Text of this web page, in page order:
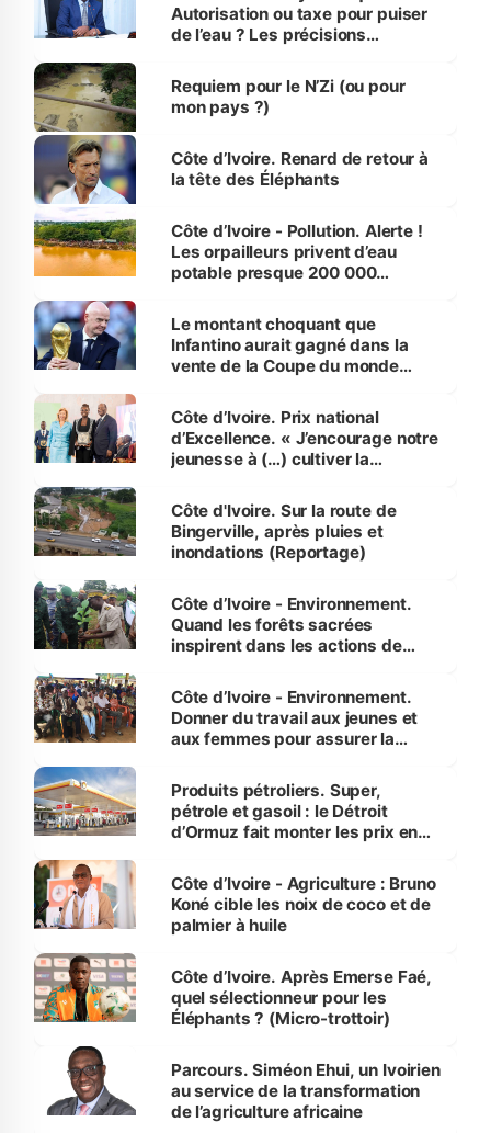
Autorisation ou taxe pour puiser
de l’eau ? Les précisions
Requiem pour le N’Zi (ou pour
mon pays ?)
Côte d’Ivoire. Renard de retour à
la tête des Éléphants
Côte d’Ivoire - Pollution. Alerte !
Les orpailleurs privent d’eau
potable presque 200 000
Le montant choquant que
Infantino aurait gagné dans la
vente de la Coupe du monde
Côte d’Ivoire. Prix national
d’Excellence. « J’encourage notre
jeunesse à (…) cultiver la
(Alassane Ouattara
Côte d'Ivoire. Sur la route de
Bingerville, après pluies et
inondations (Reportage)
Côte d’Ivoire - Environnement.
Quand les forêts sacrées
inspirent dans les actions de
Côte d’Ivoire - Environnement.
Donner du travail aux jeunes et
aux femmes pour assurer la
menacées
Produits pétroliers. Super,
pétrole et gasoil : le Détroit
d’Ormuz fait monter les prix en
Côte d’Ivoire - Agriculture : Bruno
Koné cible les noix de coco et de
palmier à huile
Côte d’Ivoire. Après Emerse Faé,
quel sélectionneur pour les
Éléphants ? (Micro-trottoir)
Parcours. Siméon Ehui, un Ivoirien
au service de la transformation
de l’agriculture africaine